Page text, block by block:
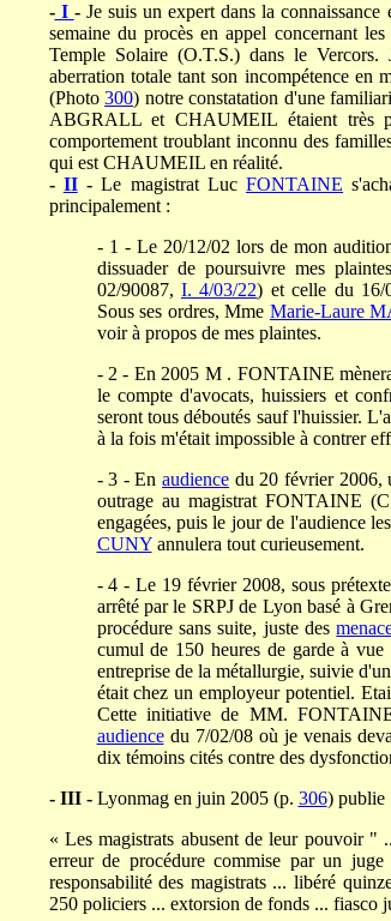
-I - Je suis un expert dans la
semaine du procès en appel concernant
Temple Solaire (O.T.S.) dans le
aberration totale tant son incompétence en
(Photo300) notre constatation d'une
ABGRALL et CHAUMEIL étaient très
comportement troublant inconnu des
qui est CHAUMEIL en réalité.
- II-Le magistrat LucFONTAINE
principalement :
- 1 - Le 20/12/02 lors de mon
dissuader de poursuivre mes
02/90087, I. 4/03/22) et celle du 16/
Sous ses ordres, Mme Marie-Laure
voir à propos de mes plaintes.
- 2 - En 2005 M . FONTAINE
le compte d'avocats, huissiers et
seront tous déboutés sauf l'huissier.
à la fois m'était impossible à contrer
- 3 - Enaudience du 20 février 2006,
outrage au magistrat FONTAINE
engagées, puis le jour de l'audience
CUNYannulera tout curieusement.
- 4 - Le 19 février 2008, sous
arrêté par le SRPJ de Lyon basé à
procédure sans suite, juste des
cumul de 150 heures de garde à vue
entreprise de la métallurgie, suivie
était chez un employeur potentiel.
Cette initiative de MM.
audiencedu 7/02/08 où je venais
dix témoins cités contre des
- III - Lyonmag en juin 2005 (p. 306) publie
« Les magistrats abusent de leur pouvoir "
erreur de procédure commise par un
responsabilité des magistrats ... libéré
250 policiers ... extorsion de fonds ... fiasco